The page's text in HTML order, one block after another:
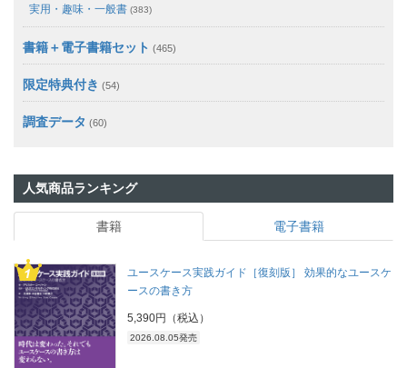
実用・趣味・一般書 (383)
書籍＋電子書籍セット (465)
限定特典付き (54)
調査データ (60)
人気商品ランキング
書籍 電子書籍
ユースケース実践ガイド［復刻版］ 効果的なユースケ
ースの書き方
5,390円（税込）
2026.08.05発売